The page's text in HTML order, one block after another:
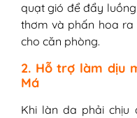
quạt gió để đẩy
thơm và phấn hoa ra
cho căn phòng.
2. Hỗ trợ làm dịu
Má
Khi làn da phải chịu